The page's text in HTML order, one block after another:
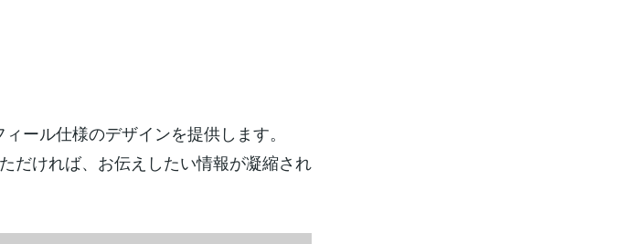
ール仕様のデザインを提供します。
だければ、お伝えしたい情報が凝縮され